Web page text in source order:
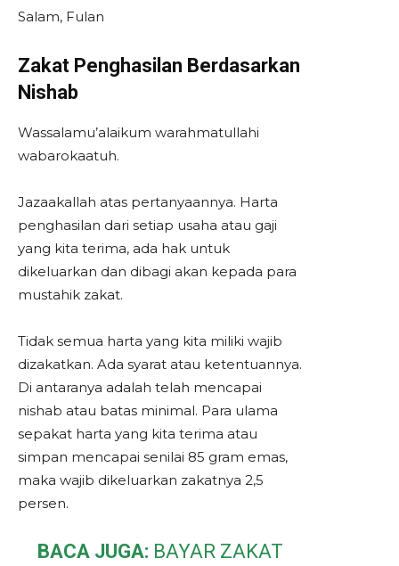
Salam, Fulan
Zakat Penghasilan Berdasarkan
Nishab
Wassalamu’alaikum warahmatullahi
wabarokaatuh.
Jazaakallah atas pertanyaannya. Harta
penghasilan dari setiap usaha atau gaji
yang kita terima, ada hak untuk
dikeluarkan dan dibagi akan kepada para
mustahik zakat.
Tidak semua harta yang kita miliki wajib
dizakatkan. Ada syarat atau ketentuannya.
Di antaranya adalah telah mencapai
nishab atau batas minimal. Para ulama
sepakat harta yang kita terima atau
simpan mencapai senilai 85 gram emas,
maka wajib dikeluarkan zakatnya 2,5
persen.
BACA JUGA: BAYAR ZAKAT